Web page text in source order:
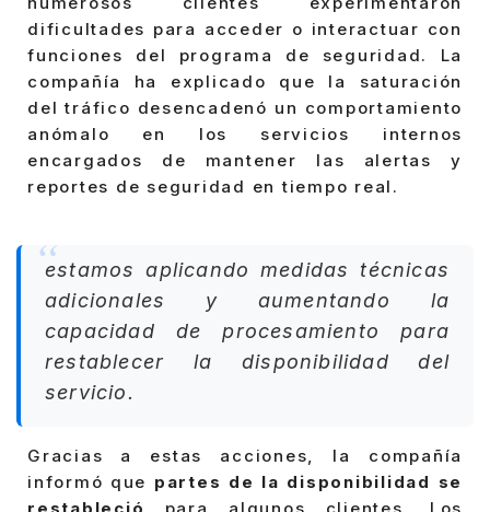
dificultades para acceder o interactuar con
funciones del programa de seguridad. La
compañía ha explicado que la saturación
del tráfico desencadenó un comportamiento
anómalo en los servicios internos
encargados de mantener las alertas y
reportes de seguridad en tiempo real.
estamos aplicando medidas técnicas
adicionales y aumentando la
capacidad de procesamiento para
restablecer la disponibilidad del
servicio.
Gracias a estas acciones, la compañía
informó que partes de la disponibilidad se